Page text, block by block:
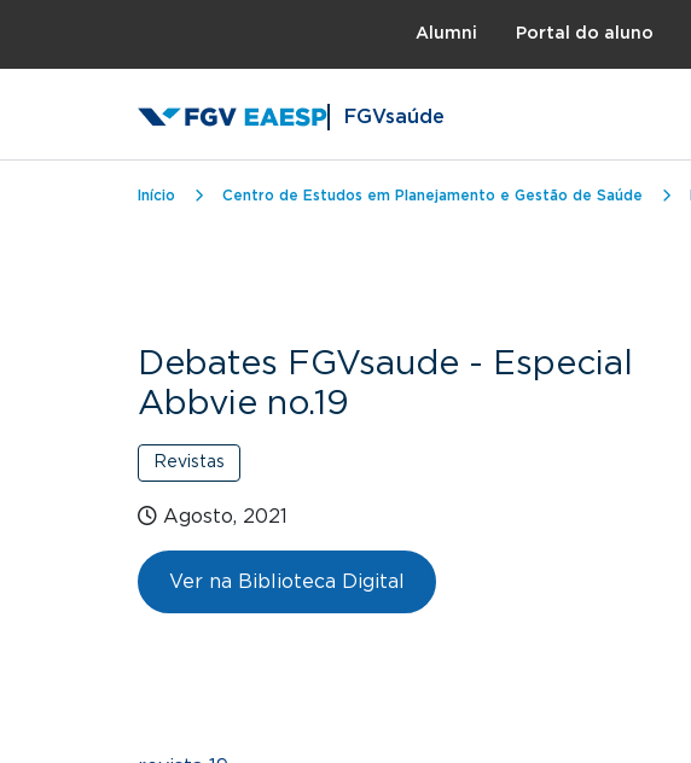
Alumni Portal do aluno
FGVsaúde
Trilha de navegação
Início Centro de Estudos em Planejamento e Gestão de Saúde
Debates FGVsaude - Especial
Abbvie no.19
Revistas
Agosto, 2021
Ver na Biblioteca Digital